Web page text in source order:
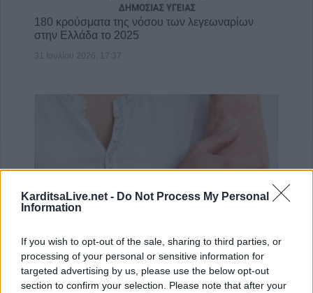
KarditsaLive.net - Do Not Process My Personal
Information
If you wish to opt-out of the sale, sharing to third parties, or
processing of your personal or sensitive information for
targeted advertising by us, please use the below opt-out
section to confirm your selection. Please note that after your
180 κρούσματα της νόσου των λεγεωναρίων
στην Ελλάδα το 2025
31 Ιουλίου 2026, 17:37
Ψωρίαση: Τα νέα φάρμακα για την παχυσαρκία
ίσως προσφέρουν πρόσθε…